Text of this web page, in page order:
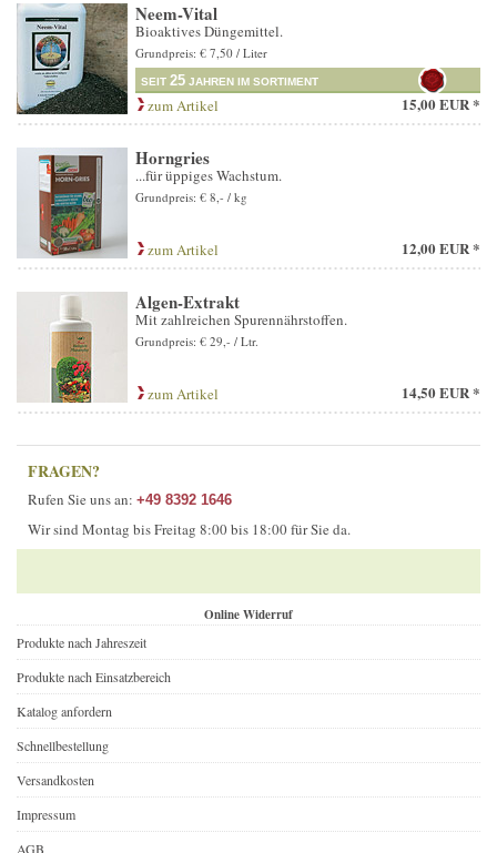
Neem-Vital
Bioaktives Düngemittel.
Grundpreis: € 7,50 / Liter
SEIT 25 JAHREN IM SORTIMENT
zum Artikel 15,00 EUR *
Horngries
...für üppiges Wachstum.
Grundpreis: € 8,- / kg
zum Artikel 12,00 EUR *
Algen-Extrakt
Mit zahlreichen Spurennährstoffen.
Grundpreis: € 29,- / Ltr.
zum Artikel 14,50 EUR *
FRAGEN?
Rufen Sie uns an: +49 8392 1646
Wir sind Montag bis Freitag 8:00 bis 18:00 für Sie da.
Online Widerruf
Produkte nach Jahreszeit
Produkte nach Einsatzbereich
Katalog anfordern
Schnellbestellung
Versandkosten
Impressum
AGB